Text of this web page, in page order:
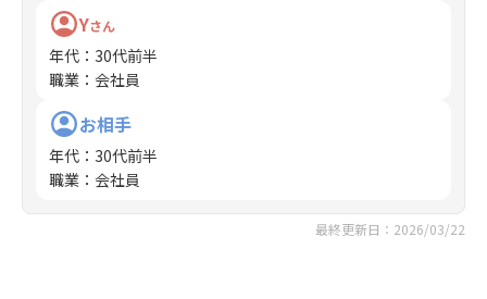
Yさん
年代 ： 30代前半
職業 ： 会社員
お相手
年代 ： 30代前半
職業 ： 会社員
最終更新日：2026/03/22